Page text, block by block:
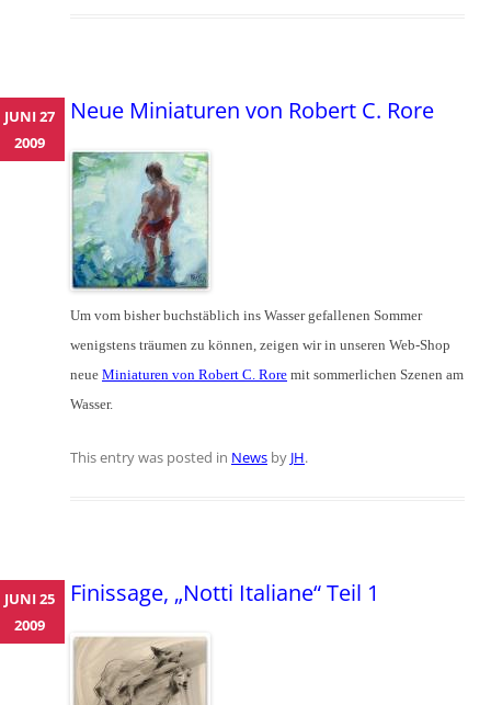
Neue Miniaturen von Robert C. Rore
Um vom bisher buchstäblich ins Wasser gefallenen Sommer
wenigstens träumen zu können, zeigen wir in unseren Web-Shop
neue Miniaturen von Robert C. Rore mit sommerlichen Szenen am
Wasser.
This entry was posted in News by JH.
JUNI 27
2009
Finissage, „Notti Italiane“ Teil 1
JUNI 25
2009